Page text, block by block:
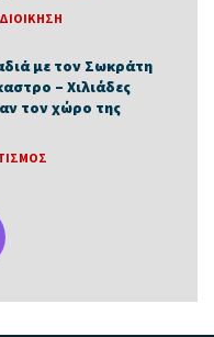
με τον Σωκράτη
– Χιλιάδες
τον χώρο της